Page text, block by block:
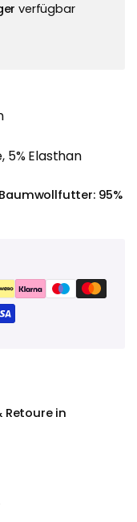
verfügbar
5% Elasthan
95%
Retoure in